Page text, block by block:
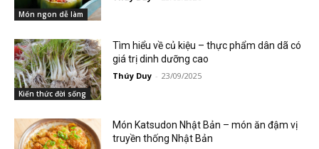
Món ngon dễ làm
Kiến thức đời sống
Tìm hiểu về củ kiệu – thực phẩm dân dã có
giá trị dinh dưỡng cao
Thúy Duy - 23/09/2025
Món Katsudon Nhật Bản – món ăn đậm vị
truyền thống Nhật Bản